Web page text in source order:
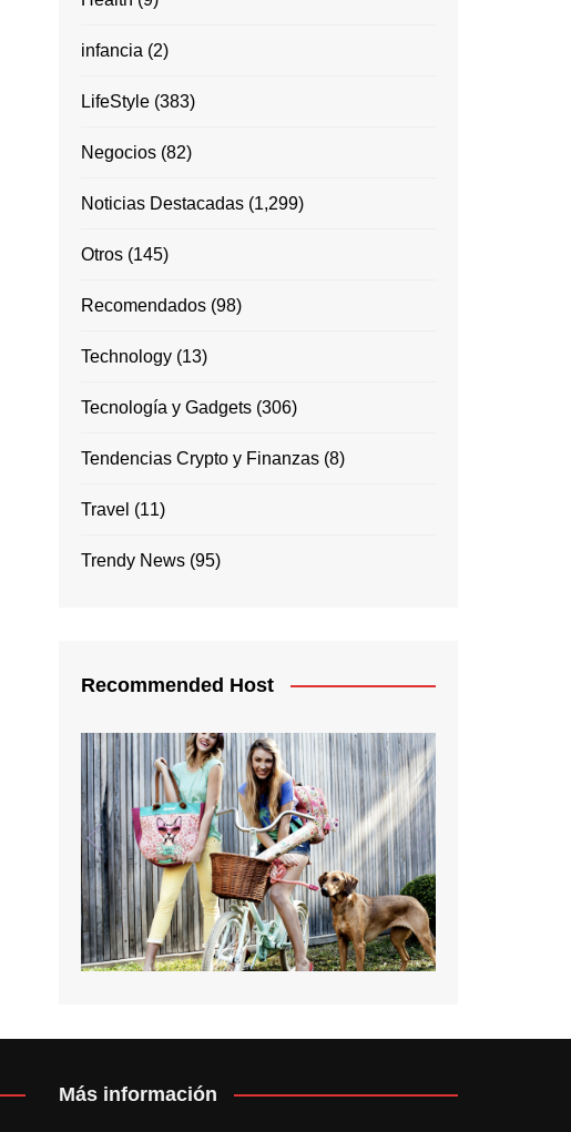
infancia (2)
LifeStyle (383)
Negocios (82)
Noticias Destacadas (1,299)
Otros (145)
Recomendados (98)
Technology (13)
Tecnología y Gadgets (306)
Tendencias Crypto y Finanzas (8)
Travel (11)
Trendy News (95)
Recommended Host
Más información